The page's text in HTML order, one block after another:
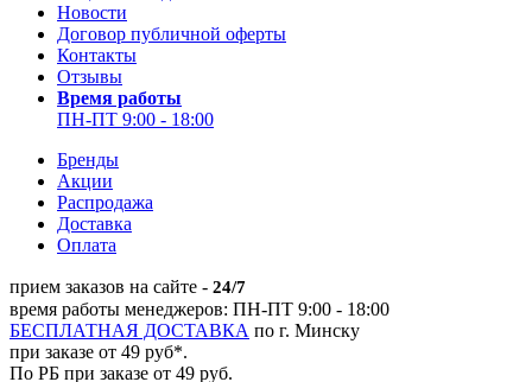
Новости
Договор публичной оферты
Контакты
Отзывы
Время работы
ПН-ПТ 9:00 - 18:00
Бренды
Акции
Распродажа
Доставка
Оплата
прием заказов на сайте - 24/7
время работы менеджеров: ПН-ПТ 9:00 - 18:00
БЕСПЛАТНАЯ ДОСТАВКА по г. Минску
при заказе от 49 руб*.
По РБ при заказе от 49 руб.